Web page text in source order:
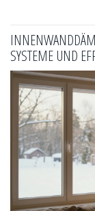
SYSTEME UND